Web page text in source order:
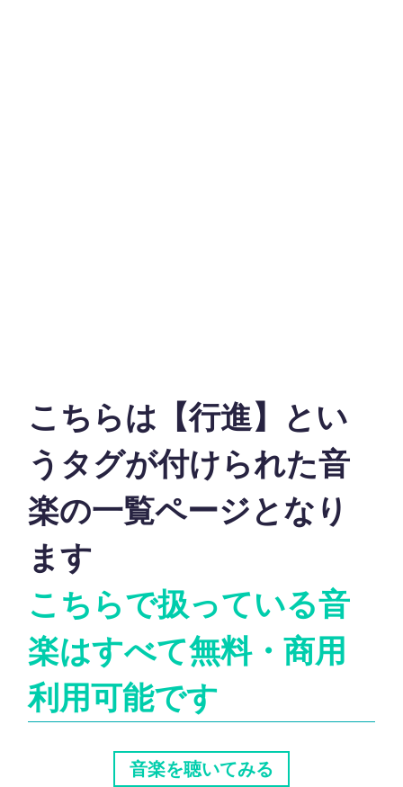
こちらは【行進】とい
うタグが付けられた音
楽の一覧ページとなり
ます
こちらで扱っている音
楽はすべて無料・商用
利用可能です
音楽を聴いてみる